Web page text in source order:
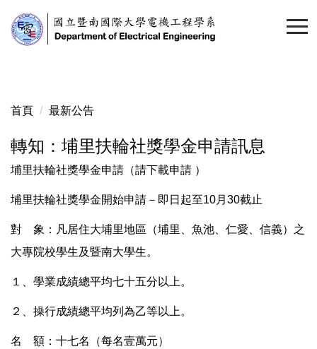
到
主
區
首頁 最新公告
轉知：埔里扶輪社獎學金申請訊息
埔里扶輪社獎學金申請（請下載申請 ）
埔里扶輪社獎學金開始申請 －即日起至10月30截止
對 象：凡居住大埔里地區（埔里、魚池、仁愛、信義）之
大專院校學生及暨南大學生。
１、學業成績總平均七十五分以上。
２、操行成績總平均列為乙等以上。
名 額：十七名（每名壹萬元）